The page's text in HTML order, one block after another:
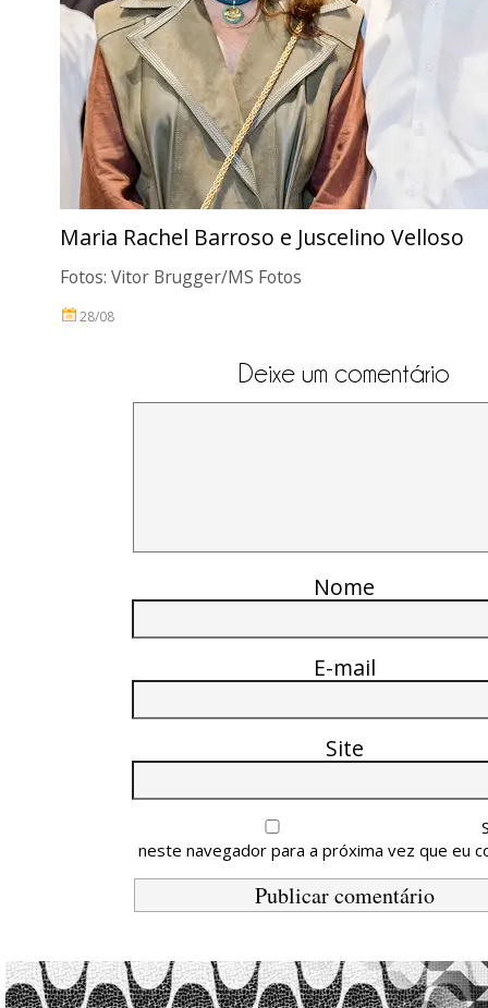
Maria Rachel Barroso e Juscelino Velloso
Fotos: Vitor Brugger/MS Fotos
28/08
Deixe um comentário
Nome
E-mail
Site
neste navegador para a próxima vez que eu